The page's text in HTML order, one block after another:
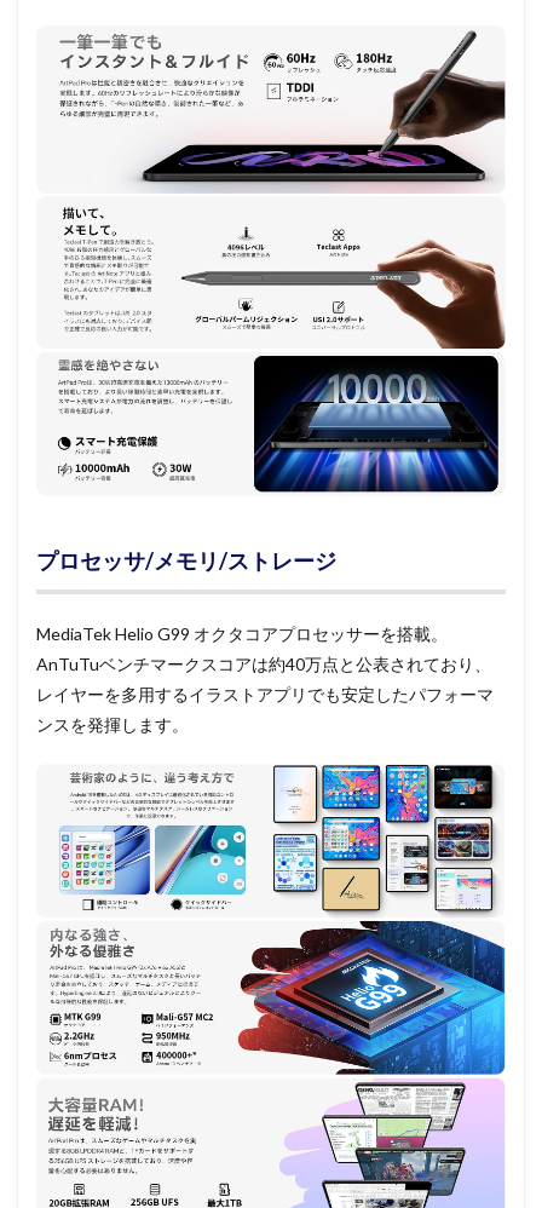
プロセッサ/メモリ/ストレージ
MediaTek Helio G99 オクタコアプロセッサーを搭載。
AnTuTuベンチマークスコアは約40万点と公表されており、
レイヤーを多用するイラストアプリでも安定したパフォーマ
ンスを発揮します。